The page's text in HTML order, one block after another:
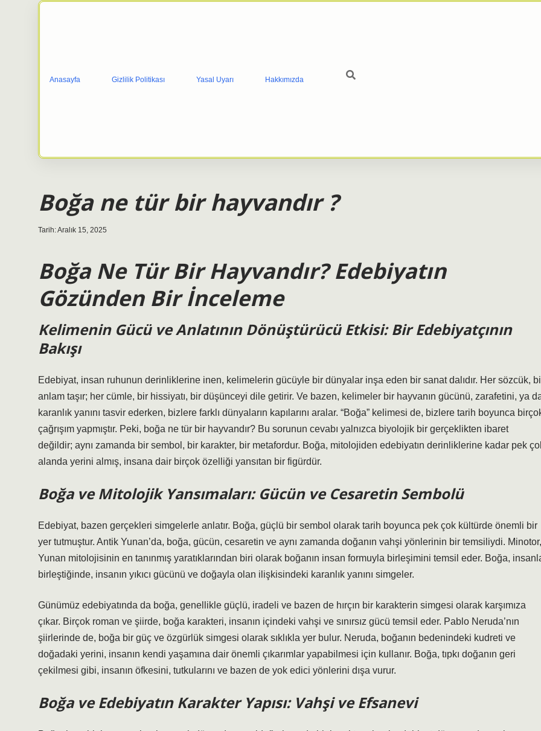
Anasayfa Gizlilik Politikası Yasal Uyarı Hakkımızda
Boğa ne tür bir hayvandır ?
Tarih: Aralık 15, 2025
Boğa Ne Tür Bir Hayvandır? Edebiyatın
Gözünden Bir İnceleme
Kelimenin Gücü ve Anlatının Dönüştürücü Etkisi: Bir Edebiyatçının
Bakışı
Edebiyat, insan ruhunun derinliklerine inen, kelimelerin gücüyle bir dünyalar inşa eden bir sanat dalıdır. Her sözcük,
anlam taşır; her cümle, bir hissiyatı, bir düşünceyi dile getirir. Ve bazen, kelimeler bir hayvanın gücünü, zarafetini, ya
karanlık yanını tasvir ederken, bizlere farklı dünyaların kapılarını aralar. “Boğa” kelimesi de, bizlere tarih boyunca
çağrışım yapmıştır. Peki, boğa ne tür bir hayvandır? Bu sorunun cevabı yalnızca biyolojik bir gerçeklikten ibaret
değildir; aynı zamanda bir sembol, bir karakter, bir metafordur. Boğa, mitolojiden edebiyatın derinliklerine kadar pek
alanda yerini almış, insana dair birçok özelliği yansıtan bir figürdür.
Boğa ve Mitolojik Yansımaları: Gücün ve Cesaretin Sembolü
Edebiyat, bazen gerçekleri simgelerle anlatır. Boğa, güçlü bir sembol olarak tarih boyunca pek çok kültürde önemli bir
yer tutmuştur. Antik Yunan’da, boğa, gücün, cesaretin ve aynı zamanda doğanın vahşi yönlerinin bir temsiliydi. Minotor,
Yunan mitolojisinin en tanınmış yaratıklarından biri olarak boğanın insan formuyla birleşimini temsil eder. Boğa,
birleştiğinde, insanın yıkıcı gücünü ve doğayla olan ilişkisindeki karanlık yanını simgeler.
Günümüz edebiyatında da boğa, genellikle güçlü, iradeli ve bazen de hırçın bir karakterin simgesi olarak karşımıza
çıkar. Birçok roman ve şiirde, boğa karakteri, insanın içindeki vahşi ve sınırsız gücü temsil eder. Pablo Neruda’nın
şiirlerinde de, boğa bir güç ve özgürlük simgesi olarak sıklıkla yer bulur. Neruda, boğanın bedenindeki kudreti ve
doğadaki yerini, insanın kendi yaşamına dair önemli çıkarımlar yapabilmesi için kullanır. Boğa, tıpkı doğanın geri
çekilmesi gibi, insanın öfkesini, tutkularını ve bazen de yok edici yönlerini dışa vurur.
Boğa ve Edebiyatın Karakter Yapısı: Vahşi ve Efsanevi